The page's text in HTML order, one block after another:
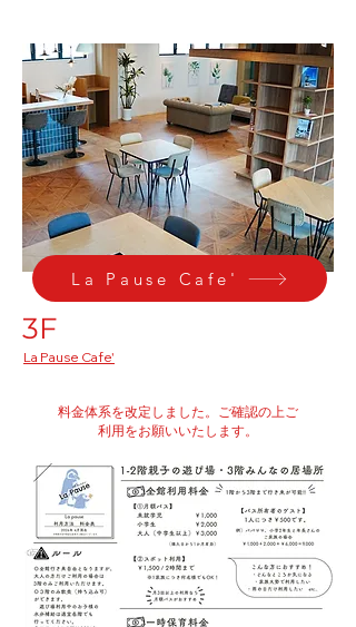
La Pause Cafe'
3F
​La Pause Cafe'
料金体系を改定しました。ご確認の上ご
利用をお願いいたします。